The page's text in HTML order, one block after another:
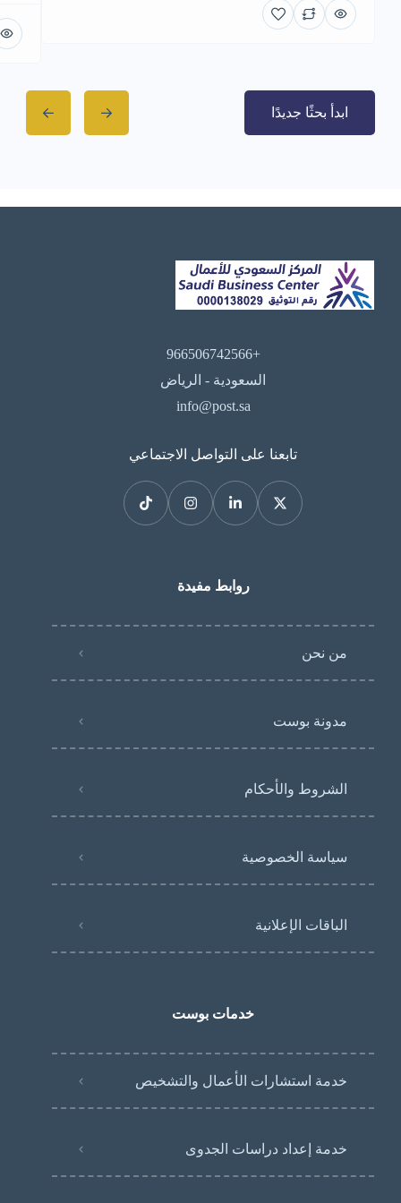
ابدأ بحثًا جديدًا
+966506742566
السعودية - الرياض
info@post.sa
تابعنا على التواصل الاجتماعي
روابط مفيدة
من نحن
مدونة بوست
الشروط والأحكام
سياسة الخصوصية
الباقات الإعلانية
خدمات بوست
خدمة استشارات الأعمال والتشخيص
خدمة إعداد دراسات الجدوى